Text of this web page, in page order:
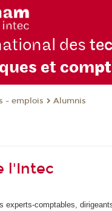
des
et com
- emplois Alumnis
l'Intec
experts-comptables,